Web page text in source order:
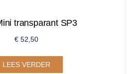
transparant SP3
€ 52,50
LEES VERDER